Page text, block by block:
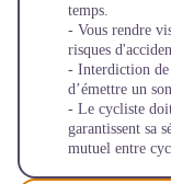
temps.
- Vous rendre
risques
- Interdiction
d’émettre un
- Le cycliste
garantissent sa
mutuel entre